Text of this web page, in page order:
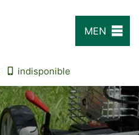
MEN
indisponible